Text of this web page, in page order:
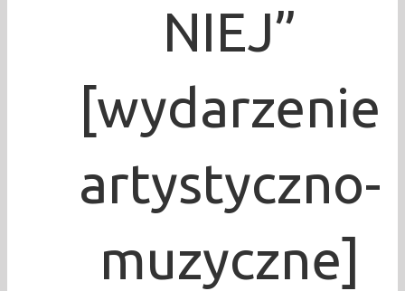
NIEJ”
[wydarzenie
artystyczno-
muzyczne]